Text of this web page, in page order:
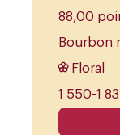
88,00
Bourbon
Floral
1 550-1